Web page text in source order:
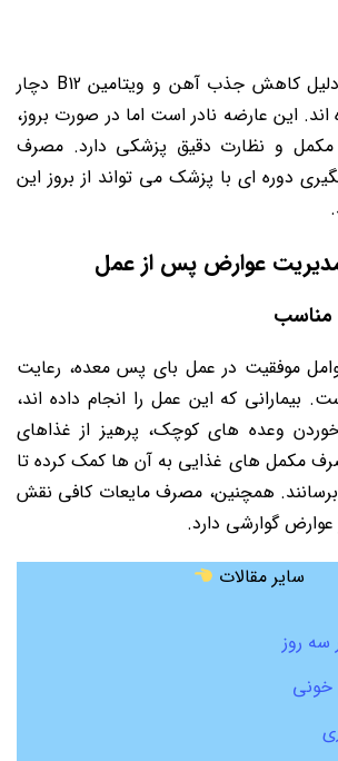
برخی از بیماران به دلیل کاهش جذب آهن و ویتامین B12 دچار
این عارضه نادر است اما در صورت بروز،
مکمل و نظارت دقیق پزشکی دارد. مصرف
دوره ای با پزشک می تواند از بروز این
عوارض پس از عمل
مناسب
موفقیت در عمل بای پس معده، رعایت
بیمارانی که این عمل را انجام داده اند،
خوردن وعده های کوچک، پرهیز از غذاهای
مکمل های غذایی به آن ها کمک کرده تا
همچنین، مصرف مایعات کافی نقش
گوارشی دارد.
سایر مقالات
روز
خونی